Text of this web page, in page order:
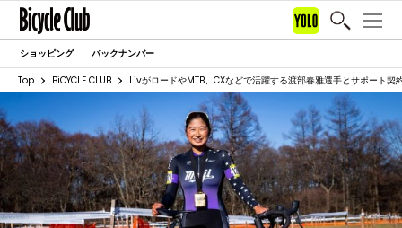
ショッピング バックナンバー
Top BiCYCLE CLUB LivがロードやMTB、CXなどで活躍する渡部春雅選手とサポート契